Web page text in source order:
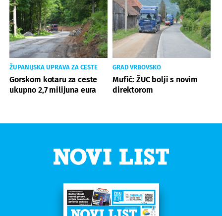
ŽUPANIJSKA UPRAVA ZA CESTE
Gorskom kotaru za ceste
ukupno 2,7 milijuna eura
GRAD VRBOVSKO
Mufić: ŽUC bolji s novim
direktorom